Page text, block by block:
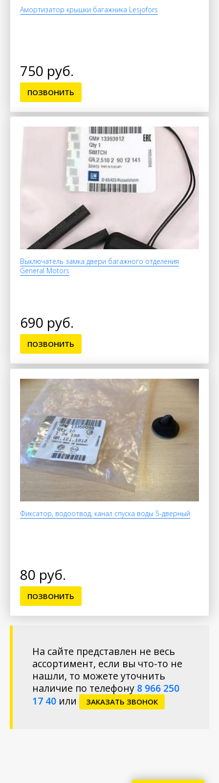
Амортизатор крышки багажника Lesjofors
750 руб.
ПОЗВОНИТЬ
Выключатель замка двери багажного отделения
General Motors
690 руб.
ПОЗВОНИТЬ
Фиксатор, водоотвод, канал спуска воды 5-дверный
80 руб.
ПОЗВОНИТЬ
На сайте представлен не весь
ассортимент, если вы что-то не
нашли, то можете уточнить
наличие по телефону 8 966 250
17 40 или ЗАКАЗАТЬ ЗВОНОК